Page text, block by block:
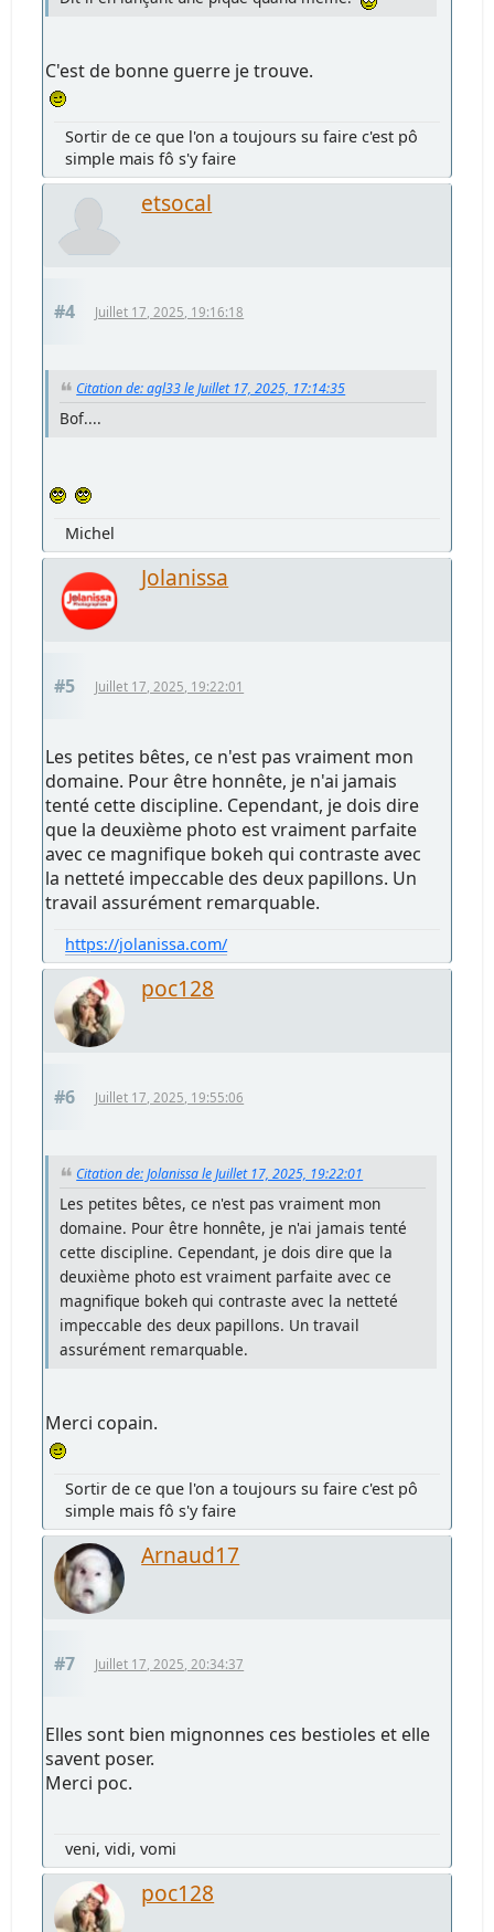
C'est de bonne guerre je trouve.
Sortir de ce que l'on a toujours su faire c'est pô
simple mais fô s'y faire
etsocal
#4 Juillet 17, 2025, 19:16:18
Citation de: agl33 le Juillet 17, 2025, 17:14:35
Bof....
Michel
Jolanissa
#5 Juillet 17, 2025, 19:22:01
Les petites bêtes, ce n'est pas vraiment mon
domaine. Pour être honnête, je n'ai jamais
tenté cette discipline. Cependant, je dois dire
que la deuxième photo est vraiment parfaite
avec ce magnifique bokeh qui contraste avec
la netteté impeccable des deux papillons. Un
travail assurément remarquable.
https://jolanissa.com/
poc128
#6 Juillet 17, 2025, 19:55:06
Citation de: Jolanissa le Juillet 17, 2025, 19:22:01
Les petites bêtes, ce n'est pas vraiment mon
domaine. Pour être honnête, je n'ai jamais tenté
cette discipline. Cependant, je dois dire que la
deuxième photo est vraiment parfaite avec ce
magnifique bokeh qui contraste avec la netteté
impeccable des deux papillons. Un travail
assurément remarquable.
Merci copain.
Sortir de ce que l'on a toujours su faire c'est pô
simple mais fô s'y faire
Arnaud17
#7 Juillet 17, 2025, 20:34:37
Elles sont bien mignonnes ces bestioles et elle
savent poser.
Merci poc.
veni, vidi, vomi
poc128